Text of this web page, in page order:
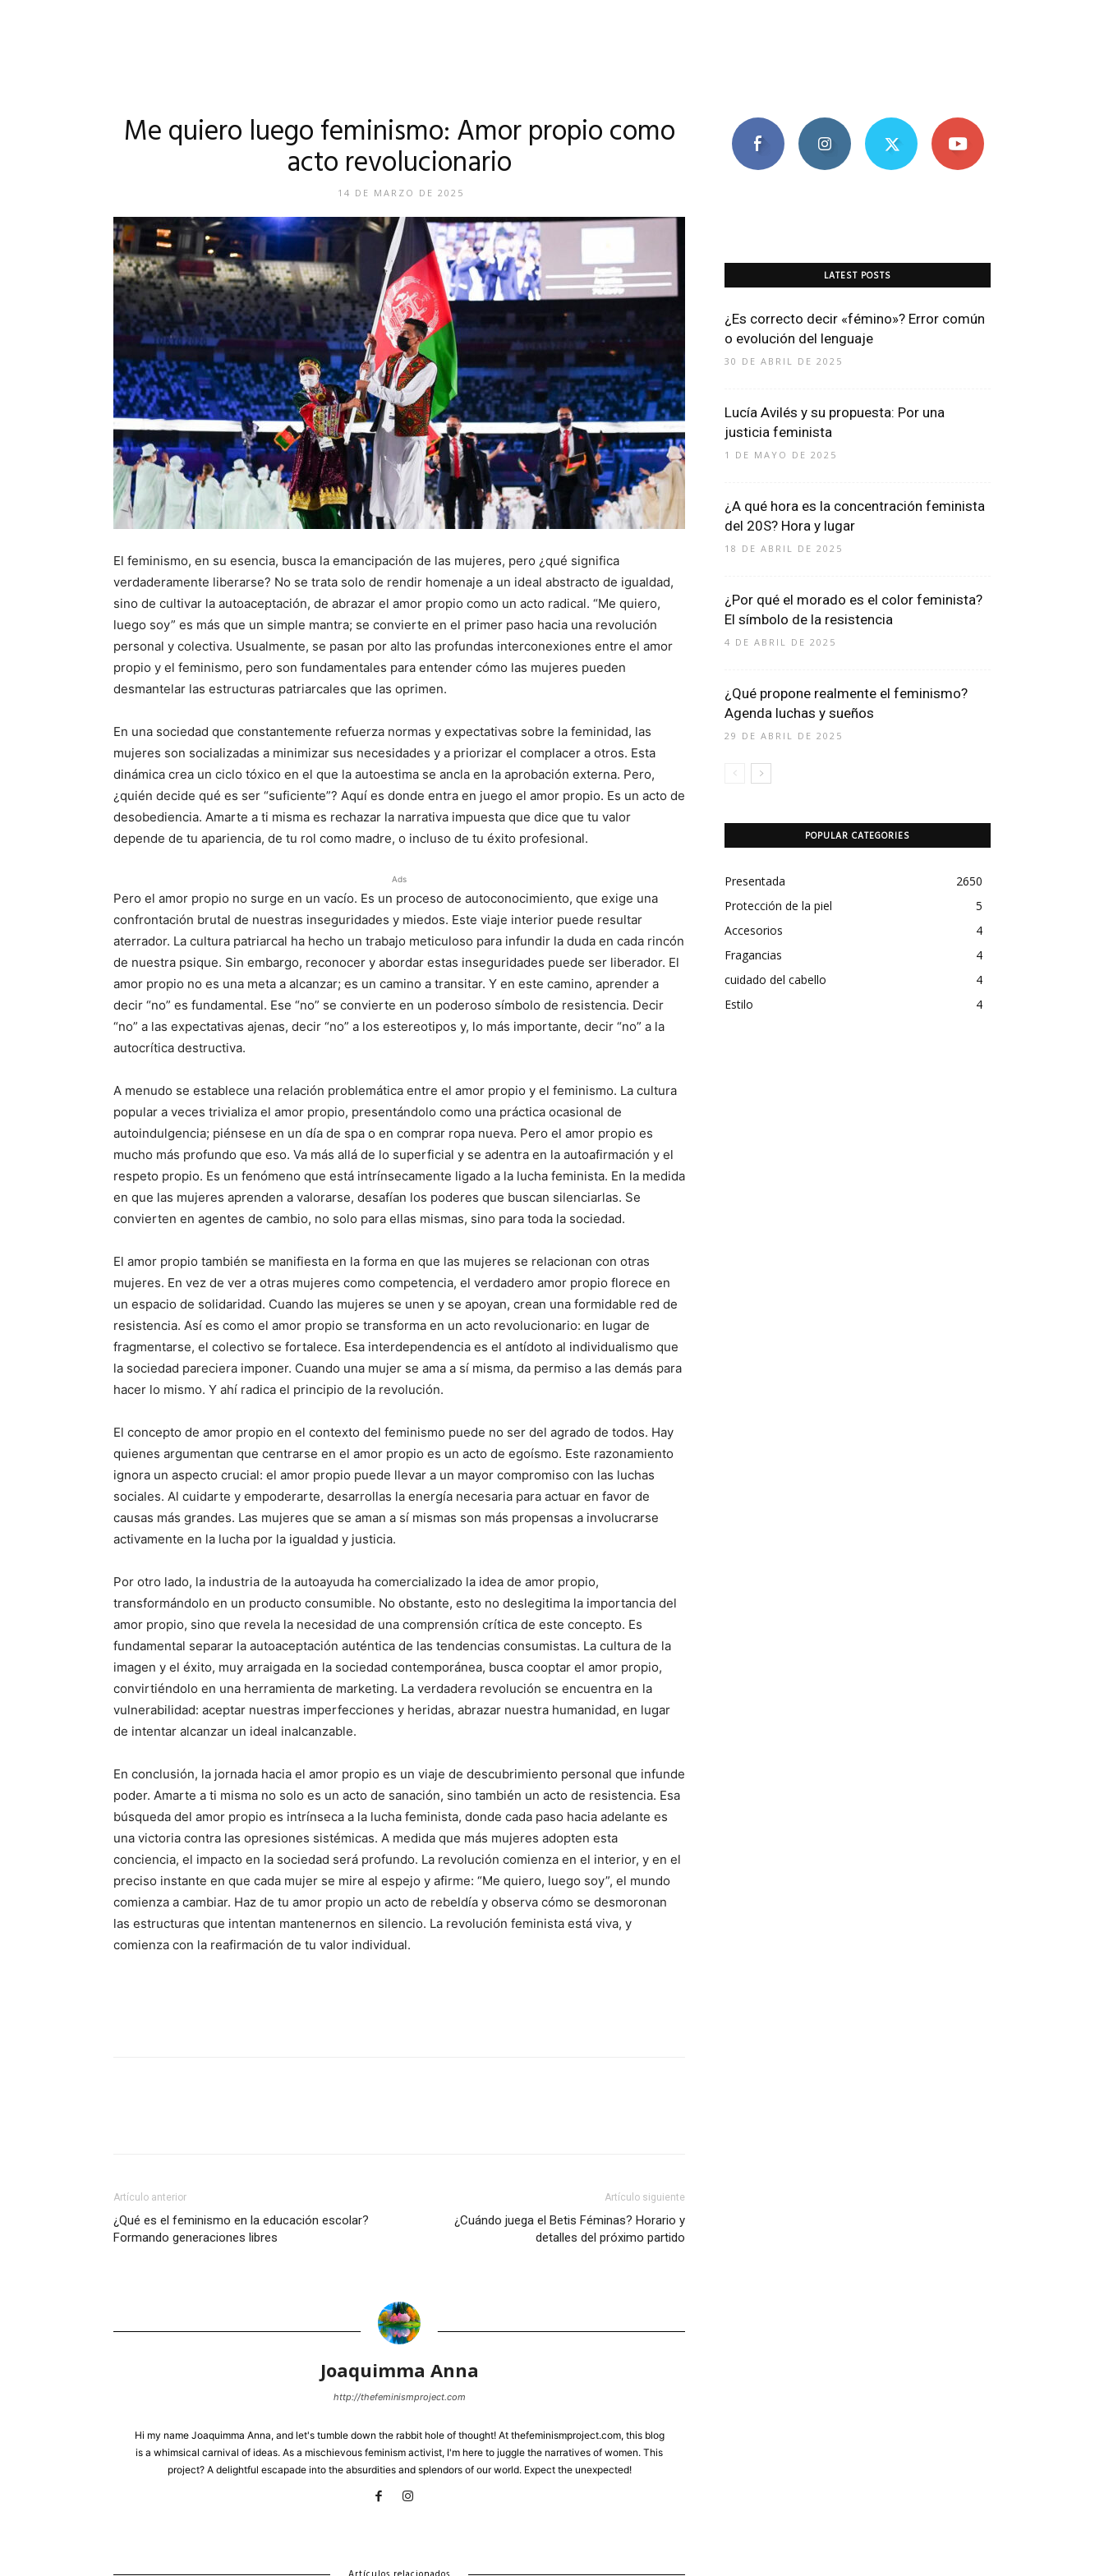
Me quiero luego feminismo: Amor propio como
acto revolucionario
14 DE MARZO DE 2025
El feminismo, en su esencia, busca la emancipación de las mujeres, pero ¿qué significa
verdaderamente liberarse? No se trata solo de rendir homenaje a un ideal abstracto de igualdad,
sino de cultivar la autoaceptación, de abrazar el amor propio como un acto radical. “Me quiero,
luego soy” es más que un simple mantra; se convierte en el primer paso hacia una revolución
personal y colectiva. Usualmente, se pasan por alto las profundas interconexiones entre el amor
propio y el feminismo, pero son fundamentales para entender cómo las mujeres pueden
desmantelar las estructuras patriarcales que las oprimen.
En una sociedad que constantemente refuerza normas y expectativas sobre la feminidad, las
mujeres son socializadas a minimizar sus necesidades y a priorizar el complacer a otros. Esta
dinámica crea un ciclo tóxico en el que la autoestima se ancla en la aprobación externa. Pero,
¿quién decide qué es ser “suficiente”? Aquí es donde entra en juego el amor propio. Es un acto de
desobediencia. Amarte a ti misma es rechazar la narrativa impuesta que dice que tu valor
depende de tu apariencia, de tu rol como madre, o incluso de tu éxito profesional.
Ads
Pero el amor propio no surge en un vacío. Es un proceso de autoconocimiento, que exige una
confrontación brutal de nuestras inseguridades y miedos. Este viaje interior puede resultar
aterrador. La cultura patriarcal ha hecho un trabajo meticuloso para infundir la duda en cada rincón
de nuestra psique. Sin embargo, reconocer y abordar estas inseguridades puede ser liberador. El
amor propio no es una meta a alcanzar; es un camino a transitar. Y en este camino, aprender a
decir “no” es fundamental. Ese “no” se convierte en un poderoso símbolo de resistencia. Decir
“no” a las expectativas ajenas, decir “no” a los estereotipos y, lo más importante, decir “no” a la
autocrítica destructiva.
A menudo se establece una relación problemática entre el amor propio y el feminismo. La cultura
popular a veces trivializa el amor propio, presentándolo como una práctica ocasional de
autoindulgencia; piénsese en un día de spa o en comprar ropa nueva. Pero el amor propio es
mucho más profundo que eso. Va más allá de lo superficial y se adentra en la autoafirmación y el
respeto propio. Es un fenómeno que está intrínsecamente ligado a la lucha feminista. En la medida
en que las mujeres aprenden a valorarse, desafían los poderes que buscan silenciarlas. Se
convierten en agentes de cambio, no solo para ellas mismas, sino para toda la sociedad.
El amor propio también se manifiesta en la forma en que las mujeres se relacionan con otras
mujeres. En vez de ver a otras mujeres como competencia, el verdadero amor propio florece en
un espacio de solidaridad. Cuando las mujeres se unen y se apoyan, crean una formidable red de
resistencia. Así es como el amor propio se transforma en un acto revolucionario: en lugar de
fragmentarse, el colectivo se fortalece. Esa interdependencia es el antídoto al individualismo que
la sociedad pareciera imponer. Cuando una mujer se ama a sí misma, da permiso a las demás para
hacer lo mismo. Y ahí radica el principio de la revolución.
El concepto de amor propio en el contexto del feminismo puede no ser del agrado de todos. Hay
quienes argumentan que centrarse en el amor propio es un acto de egoísmo. Este razonamiento
ignora un aspecto crucial: el amor propio puede llevar a un mayor compromiso con las luchas
sociales. Al cuidarte y empoderarte, desarrollas la energía necesaria para actuar en favor de
causas más grandes. Las mujeres que se aman a sí mismas son más propensas a involucrarse
activamente en la lucha por la igualdad y justicia.
Por otro lado, la industria de la autoayuda ha comercializado la idea de amor propio,
transformándolo en un producto consumible. No obstante, esto no deslegitima la importancia del
amor propio, sino que revela la necesidad de una comprensión crítica de este concepto. Es
fundamental separar la autoaceptación auténtica de las tendencias consumistas. La cultura de la
imagen y el éxito, muy arraigada en la sociedad contemporánea, busca cooptar el amor propio,
convirtiéndolo en una herramienta de marketing. La verdadera revolución se encuentra en la
vulnerabilidad: aceptar nuestras imperfecciones y heridas, abrazar nuestra humanidad, en lugar
de intentar alcanzar un ideal inalcanzable.
En conclusión, la jornada hacia el amor propio es un viaje de descubrimiento personal que infunde
poder. Amarte a ti misma no solo es un acto de sanación, sino también un acto de resistencia. Esa
búsqueda del amor propio es intrínseca a la lucha feminista, donde cada paso hacia adelante es
una victoria contra las opresiones sistémicas. A medida que más mujeres adopten esta
conciencia, el impacto en la sociedad será profundo. La revolución comienza en el interior, y en el
preciso instante en que cada mujer se mire al espejo y afirme: “Me quiero, luego soy”, el mundo
comienza a cambiar. Haz de tu amor propio un acto de rebeldía y observa cómo se desmoronan
las estructuras que intentan mantenernos en silencio. La revolución feminista está viva, y
comienza con la reafirmación de tu valor individual.
Artículo anterior
¿Qué es el feminismo en la educación escolar?
Formando generaciones libres
Artículo siguiente
¿Cuándo juega el Betis Féminas? Horario y
detalles del próximo partido
Joaquimma Anna
http://thefeminismproject.com
Hi my name Joaquimma Anna, and let's tumble down the rabbit hole of thought! At thefeminismproject.com, this blog
is a whimsical carnival of ideas. As a mischievous feminism activist, I'm here to juggle the narratives of women. This
project? A delightful escapade into the absurdities and splendors of our world. Expect the unexpected!
LATEST POSTS
¿Es correcto decir «fémino»? Error común
o evolución del lenguaje
30 DE ABRIL DE 2025
Lucía Avilés y su propuesta: Por una
justicia feminista
1 DE MAYO DE 2025
¿A qué hora es la concentración feminista
del 20S? Hora y lugar
18 DE ABRIL DE 2025
¿Por qué el morado es el color feminista?
El símbolo de la resistencia
4 DE ABRIL DE 2025
¿Qué propone realmente el feminismo?
Agenda luchas y sueños
29 DE ABRIL DE 2025
POPULAR CATEGORIES
Presentada
2650
Protección de la piel
5
Accesorios
4
Fragancias
4
cuidado del cabello
4
Estilo
4